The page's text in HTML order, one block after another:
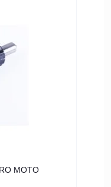
MOTO